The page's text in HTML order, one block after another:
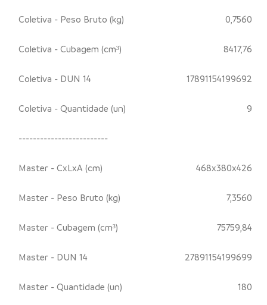
Coletiva - Peso Bruto (kg) 0,7560
Coletiva - Cubagem (cm³) 8417,76
Coletiva - DUN 14 17891154199692
Coletiva - Quantidade (un) 9
-------------------------
Master - CxLxA (cm) 468x380x426
Master - Peso Bruto (kg) 7,3560
Master - Cubagem (cm³) 75759,84
Master - DUN 14 27891154199699
Master - Quantidade (un) 180